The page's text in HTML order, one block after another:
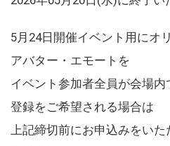
5月24日開催イベント用にオ
アバター・エモートを
イベント参加者全員が会場
登録をご希望される場合は
上記締切前にお申込みをい